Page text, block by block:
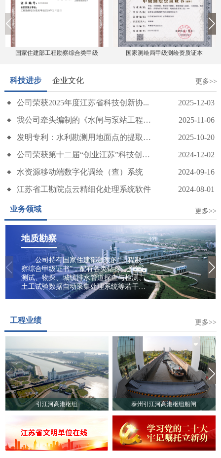
国家住建部工程勘察综合类甲级 国家测绘局甲级测绘资质证本
科技进步 企业文化 更多>>
公司荣获2025年度江苏省科技创新协... 2025-12-03
我公司牵头编制的《水闸与泵站工程地质... 2025-11-06
发明专利：水利勘测用地面点的提取优化... 2025-10-20
公司荣获第十二届“创业江苏”科技创业... 2024-12-02
水资源移动端数字化调绘（查）系统 2024-09-16
江苏省工勘院点云精细化处理系统软件 2024-08-01
业务领域 更多>>
地质勘察
公司持有国家住建部颁发的“工程勘
察综合甲级证书”，配有各类钻探、原位
测试、物探、城镇排水管道探查与检测、
土工试验数据自动采集处理系统等若干勘
察设备仪器。业务范围包括水电与新能
质、岩土工程勘察/设计、污染场地勘察、
土壤污染状况调查、地质灾害危险性评
估、岩土工程监测检测、城镇排水管道探
查与检测、岩石/土壤/地下水及建筑材料
试验、工程咨询、地质勘察技术服务、地
质灾害治理工程勘查、地质灾害评估、地
下水资源调查、堤防隐患探测、穿河管道
精确探测等多项业务。
工程业绩 更多>>
引江河高港枢纽 泰州引江河高港枢纽船闸